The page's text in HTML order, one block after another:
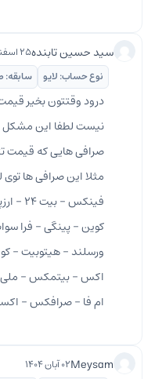
سید حسین تابنده۲۵ اسفند ۱۴۰۴
نوع حساب: لایو
سابقه:
درود وقتتون بخیر
نیست لطفا این مشکل
صرافی هایی که قیمت
مثلا این صرافی ها
کوین - پینگی - فرا
ورسلند - هیتوبیت -
اکس - بیتمکس - ملی
ام فا - صرافکس -
Meysam۰۲ آبان ۱۴۰۴